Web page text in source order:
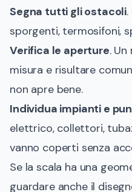
Segna tutti gli ostacoli
sporgenti, termosifoni,
Verifica le aperture.
misura e risultare
non apre bene.
Individua impianti e
elettrico, collettori,
vanno coperti senza
Se la scala ha una
guardare anche il